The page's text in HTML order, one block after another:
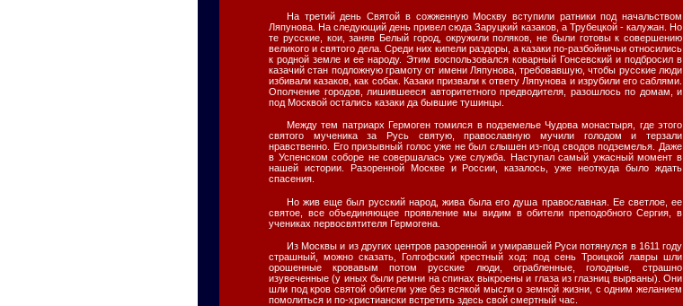
На третий день Святой в сожженную Москву вступили ратники под начальством
Ляпунова. На следующий день привел сюда Заруцкий казаков, а Трубецкой - калужан. Но
те русские, кои, заняв Белый город, окружили поляков, не были готовы к совершению
великого и святого дела. Среди них кипели раздоры, а казаки по-разбойничьи относились
к родной земле и ее народу. Этим воспользовался коварный Гонсевский и подбросил в
казачий стан подложную грамоту от имени Ляпунова, требовавшую, чтобы русские люди
избивали казаков, как собак. Казаки призвали к ответу Ляпунова и изрубили его саблями.
Ополчение городов, лишившееся авторитетного предводителя, разошлось по домам, и
под Москвой остались казаки да бывшие тушинцы.
Между тем патриарх Гермоген томился в подземелье Чудова монастыря, где этого
святого мученика за Русь святую, православную мучили голодом и терзали
нравственно. Его призывный голос уже не был слышен из-под сводов подземелья. Даже
в Успенском соборе не совершалась уже служба. Наступал самый ужасный момент в
нашей истории. Разоренной Москве и России, казалось, уже неоткуда было ждать
спасения.
Но жив еще был русский народ, жива была его душа православная. Ее светлое, ее
святое, все объединяющее проявление мы видим в обители преподобного Сергия, в
учениках первосвятителя Гермогена.
Из Москвы и из других центров разоренной и умиравшей Руси потянулся в 1611 году
страшный, можно сказать, Голгофский крестный ход: под сень Троицкой лавры шли
орошенные кровавым потом русские люди, ограбленные, голодные, страшно
изувеченные (у иных были ремни на спинах выкроены и глаза из глазниц вырваны). Они
шли под кров святой обители уже без всякой мысли о земной жизни, с одним желанием
помолиться и по-христиански встретить здесь свой смертный час.